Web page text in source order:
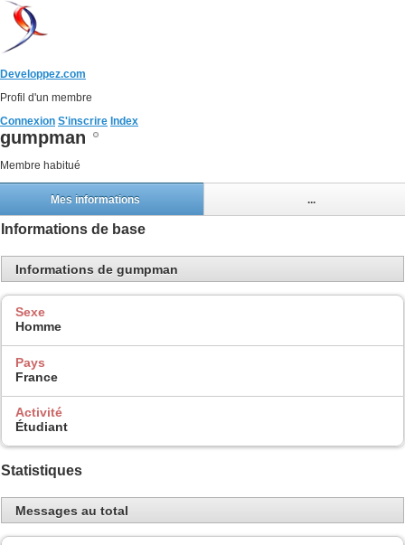
Developpez.com
Profil d'un membre
Connexion S'inscrire Index
gumpman
Membre habitué
Mes informations ...
Informations de base
Informations de gumpman
Sexe
Homme
Pays
France
Activité
Étudiant
Statistiques
Messages au total